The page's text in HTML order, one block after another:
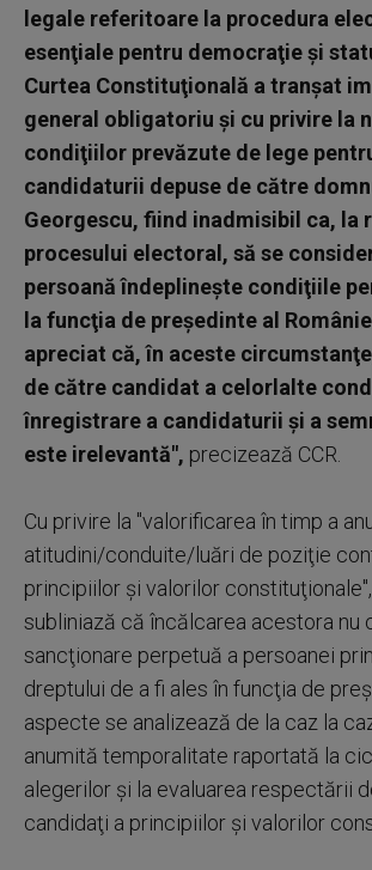
legale referitoare la procedura
esenţiale pentru democraţie şi
Curtea Constituţională a tranşat
general obligatoriu şi cu privire la
condiţiilor prevăzute de lege
candidaturii depuse de către
Georgescu, fiind inadmisibil ca, la
procesului electoral, să se
persoană îndeplineşte condiţiile
la funcţia de preşedinte al
apreciat că, în aceste
de către candidat a celorlalte
înregistrare a candidaturii şi a
este irelevantă", precizează CCR.
Cu privire la "valorificarea în timp a
atitudini/conduite/luări de poziţie
principiilor şi valorilor
subliniază că încălcarea acestora nu
sancţionare perpetuă a persoanei
dreptului de a fi ales în funcţia de
aspecte se analizează de la caz la
anumită temporalitate raportată la
alegerilor şi la evaluarea respectării
candidaţi a principiilor şi valorilor